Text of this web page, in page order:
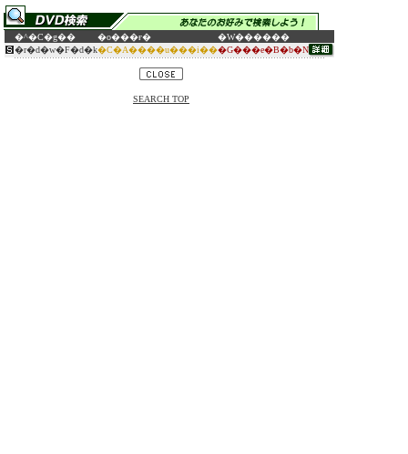
�^�C�g�� �o���ғ�
�W������
�r�d�w�F�d�k�C�A����u���i���G���e�B�b�N
SEARCH TOP